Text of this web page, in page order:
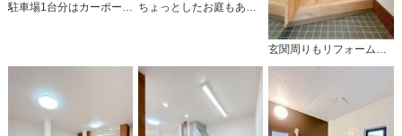
駐車場1台分はカーポートが付いています。 ちょっとしたお庭もありますよ♪